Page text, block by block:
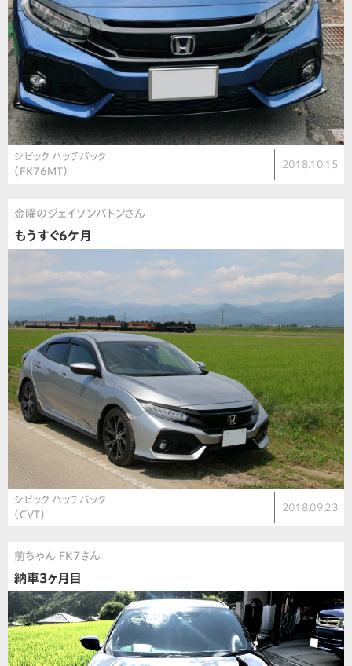
シビック ハッチバック
（FK76MT）
2018.10.15
金曜のジェイソンバトンさん
もうすぐ6ケ月
シビック ハッチバック
（CVT）
2018.09.23
前ちゃん FK7さん
納車3ヶ月目